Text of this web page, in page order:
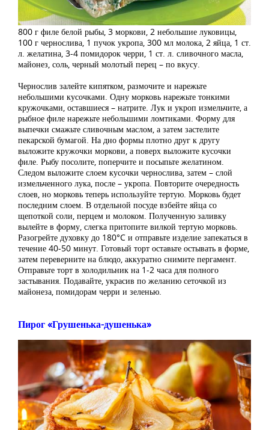
800 г филе белой рыбы, 3 моркови, 2 небольшие луковицы,
100 г чернослива, 1 пучок укропа, 300 мл молока, 2 яйца, 1 ст.
л. желатина, 3-4 помидорок черри, 1 ст. л. сливочного масла,
майонез, соль, черный молотый перец – по вкусу.
Чернослив залейте кипятком, размочите и нарежьте
небольшими кусочками. Одну морковь нарежьте тонкими
кружочками, оставшиеся – натрите. Лук и укроп измельчите, а
рыбное филе нарежьте небольшими ломтиками. Форму для
выпечки смажьте сливочным маслом, а затем застелите
пекарской бумагой. На дно формы плотно друг к другу
выложите кружочки моркови, а поверх выложите кусочки
филе. Рыбу посолите, поперчите и посыпьте желатином.
Следом выложите слоем кусочки чернослива, затем – слой
измельченного лука, после – укропа. Повторите очередность
слоев, но морковь теперь используйте тертую. Морковь будет
последним слоем. В отдельной посуде взбейте яйца со
щепоткой соли, перцем и молоком. Полученную заливку
вылейте в форму, слегка притопите вилкой тертую морковь.
Разогрейте духовку до 180°C и отправьте изделие запекаться в
течение 40-50 минут. Готовый торт оставьте остывать в форме,
затем переверните на блюдо, аккуратно снимите пергамент.
Отправьте торт в холодильник на 1-2 часа для полного
застывания. Подавайте, украсив по желанию сеточкой из
майонеза, помидорам черри и зеленью.
Пирог «Грушенька-душенька»